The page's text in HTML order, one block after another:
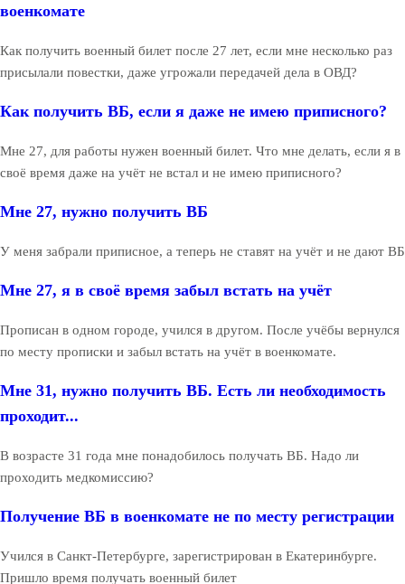
военкомате
Как получить военный билет после 27 лет, если мне несколько раз
присылали повестки, даже угрожали передачей дела в ОВД?
Как получить ВБ, если я даже не имею приписного?
Мне 27, для работы нужен военный билет. Что мне делать, если я в
своё время даже на учёт не встал и не имею приписного?
Мне 27, нужно получить ВБ
У меня забрали приписное, а теперь не ставят на учёт и не дают ВБ
Мне 27, я в своё время забыл встать на учёт
Прописан в одном городе, учился в другом. После учёбы вернулся
по месту прописки и забыл встать на учёт в военкомате.
Мне 31, нужно получить ВБ. Есть ли необходимость
проходит...
В возрасте 31 года мне понадобилось получать ВБ. Надо ли
проходить медкомиссию?
Получение ВБ в военкомате не по месту регистрации
Учился в Санкт-Петербурге, зарегистрирован в Екатеринбурге.
Пришло время получать военный билет